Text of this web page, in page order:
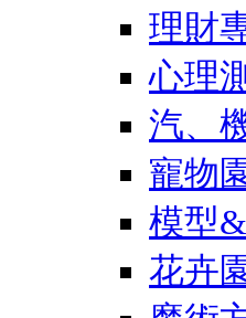
理財
心理
汽、
寵物
模型
花卉